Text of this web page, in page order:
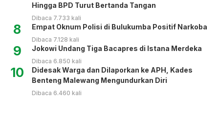
Hingga BPD Turut Bertanda Tangan
Dibaca 7.733 kali
8 Empat Oknum Polisi di Bulukumba Positif Narkoba
Dibaca 7.128 kali
9 Jokowi Undang Tiga Bacapres di Istana Merdeka
Dibaca 6.850 kali
10
Didesak Warga dan Dilaporkan ke APH, Kades
Benteng Malewang Mengundurkan Diri
Dibaca 6.460 kali